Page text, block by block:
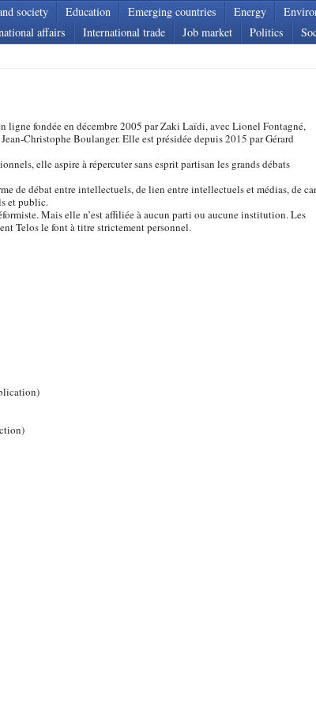
society Education Emerging countries Energy
affairs International trade Job market Politics
ligne fondée en décembre 2005 par Zaki Laïdi, avec Lionel Fontagné,
Christophe Boulanger. Elle est présidée depuis 2015 par Gérard
elle aspire à répercuter sans esprit partisan les grands débats
de débat entre intellectuels, de lien entre intellectuels et médias, de
et public.
Mais elle n’est affiliée à aucun parti ou aucune institution. Les
Telos le font à titre strictement personnel.